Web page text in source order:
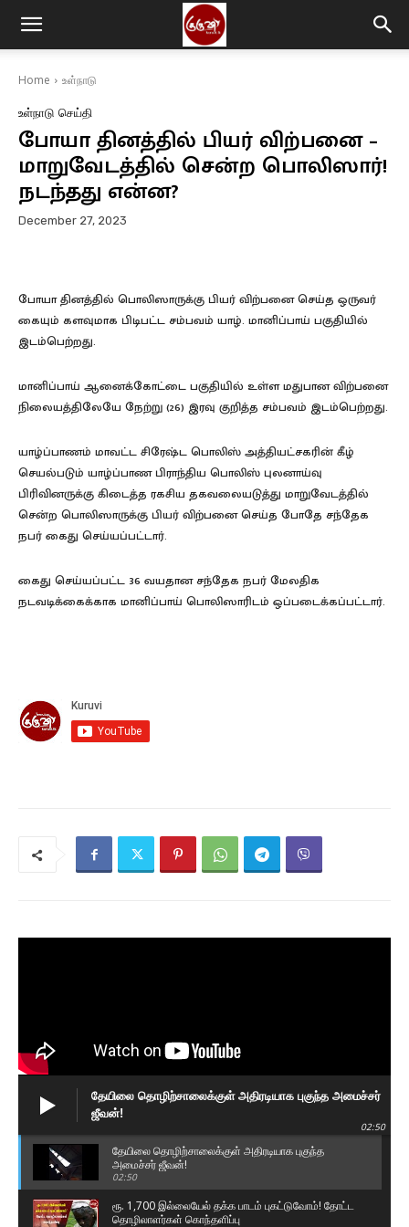
Home உள்நாடு
உள்நாடு செய்தி
போயா தினத்தில் பியர் விற்பனை –
மாறுவேடத்தில் சென்ற பொலிஸார்!
நடந்தது என்ன?
December 27, 2023
போயா தினத்தில் பொலிஸாருக்கு பியர் விற்பனை செய்த ஒருவர்
கையும் களவுமாக பிடிபட்ட சம்பவம் யாழ். மானிப்பாய் பகுதியில்
இடம்பெற்றது.
மானிப்பாய் ஆனைக்கோட்டை பகுதியில் உள்ள மதுபான விற்பனை
நிலையத்திலேயே நேற்று (26) இரவு குறித்த சம்பவம் இடம்பெற்றது.
யாழ்ப்பாணம் மாவட்ட சிரேஷ்ட பொலிஸ் அத்தியட்சகரின் கீழ்
செயல்படும் யாழ்ப்பாண பிராந்திய பொலிஸ் புலனாய்வு
பிரிவினருக்கு கிடைத்த ரகசிய தகவலையடுத்து மாறுவேடத்தில்
சென்ற பொலிஸாருக்கு பியர் விற்பனை செய்த போதே சந்தேக
நபர் கைது செய்யப்பட்டார்.
கைது செய்யப்பட்ட 36 வயதான சந்தேக நபர் மேலதிக
நடவடிக்கைக்காக மானிப்பாய் பொலிஸாரிடம் ஒப்படைக்கப்பட்டார்.
தேயிலை தொழிற்சாலைக்குள் அதிரடியாக புகுந்த அமைச்சர்
ஜீவன்!
02:50
தேயிலை தொழிற்சாலைக்குள் அதிரடியாக புகுந்த
அமைச்சர் ஜீவன்!
02:50
ரூ. 1,700 இல்லையேல் தக்க பாடம் புகட்டுவோம்! தோட்ட
தொழிலாளர்கள் கொந்தளிப்பு